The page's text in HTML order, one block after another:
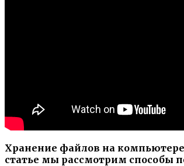
Хранение файлов на
статье мы рассмотрим способы